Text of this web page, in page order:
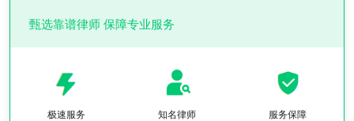
甄选靠谱律师 保障专业服务
极速服务 知名律师 服务保障